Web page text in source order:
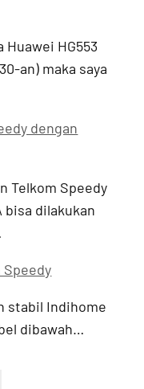
HG553
an) maka saya
dengan
Telkom Speedy
bisa dilakukan
Speedy
stabil Indihome
dibawah…